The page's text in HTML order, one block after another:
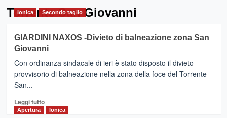
Torrente San Giovanni
Ionica Secondo taglio
GIARDINI NAXOS -Divieto di balneazione zona San
Giovanni
Con ordinanza sindacale di ieri è stato disposto il divieto
provvisorio di balneazione nella zona della foce del Torrente
San...
Leggi tuttoLeggi
Apertura Ionica